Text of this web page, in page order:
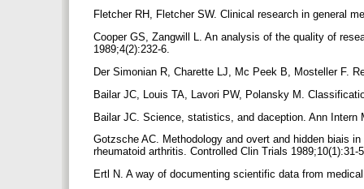
Fletcher RH, Fletcher SW. Clinical research in general
Cooper GS, Zangwill L. An analysis of the quality of
1989;4(2):232-6.
Der Simonian R, Charette LJ, Mc Peek B, Mosteller F.
Bailar JC, Louis TA, Lavori PW, Polansky M.
Bailar JC. Science, statistics, and daception. Ann Intern
Gotzsche AC. Methodology and overt and hidden biais
rheumatoid arthritis. Controlled Clin Trials 1989;10(1):31-
Ertl N. A way of documenting scientific data from